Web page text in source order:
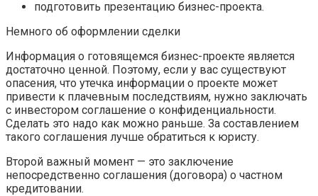
подготовить презентацию бизнес-проекта.
Немного об оформлении сделки
Информация о готовящемся бизнес-проекте является
достаточно ценной. Поэтому, если у вас существуют
опасения, что утечка информации о проекте может
привести к плачевным последствиям, нужно заключать
с инвестором соглашение о конфиденциальности.
Сделать это надо как можно раньше. За составлением
такого соглашения лучше обратиться к юристу.
Второй важный момент — это заключение
непосредственно соглашения (договора) о частном
кредитовании.